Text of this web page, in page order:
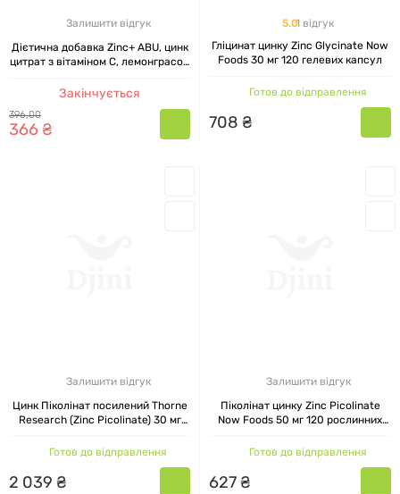
Залишити відгук
Дієтична добавка Zinc+ ABU, цинк
цитрат з вітаміном C, лемонграсом
Закінчується
396,00
366₴
5.01 відгук
Гліцинат цинку Zinc Glycinate Now
Foods 30 мг 120 гелевих капсул
Готов до відправлення
708 ₴
Залишити відгук
Цинк Піколінат посилений Thorne
Research (Zinc Picolinate) 30 мг
Готов до відправлення
2 039 ₴
Залишити відгук
Піколінат цинку Zinc Picolinate
Now Foods 50 мг 120 рослинних
Готов до відправлення
627₴